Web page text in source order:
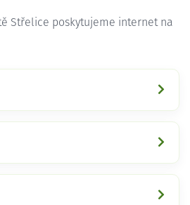
Střelice poskytujeme internet na